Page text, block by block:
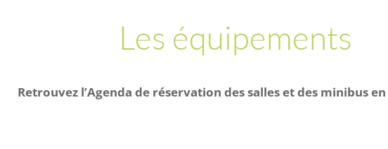
Les équipements
Retrouvez l’Agenda de réservation des salles et des minibus en